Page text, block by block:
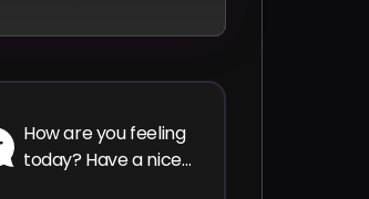
How are you feeling
today? Have a nice